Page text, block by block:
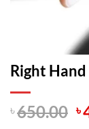
Right Hand
৳650.00 ৳